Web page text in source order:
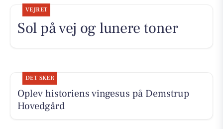
VEJRET
Sol på vej og lunere toner
DET SKER
Oplev historiens vingesus på Demstrup
Hovedgård